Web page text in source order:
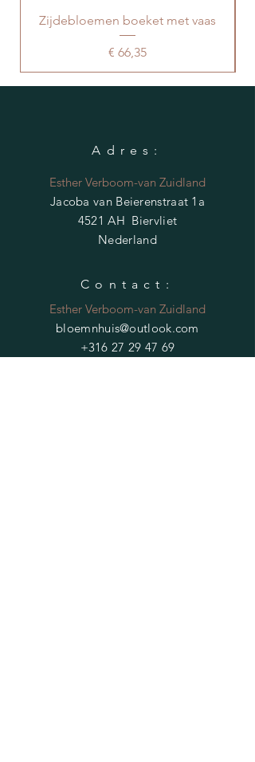
Zijdebloemen boeket met vaas
Prijs
€ 66,35
Adres:
Esther Verboom-van Zuidland
Jacoba van Beierenstraat 1a
4521 AH Biervliet
Nederland
Contact:
Esther Verboom-van Zuidland
bloemnhuis@outlook.com
+316 27 29 47 69